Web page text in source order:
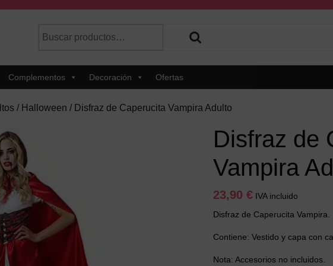
Cuando hay resultados autocompletados, puedes utilizar las
Complementos Decoración Ofertas
/ Halloween / Disfraz de Caperucita Vampira Adulto
Disfraz de
Vampira
23,90 € IVA incluido
Disfraz de Caperucita Vampira.
Contiene: Vestido y capa con
Nota: Accesorios no incluidos.